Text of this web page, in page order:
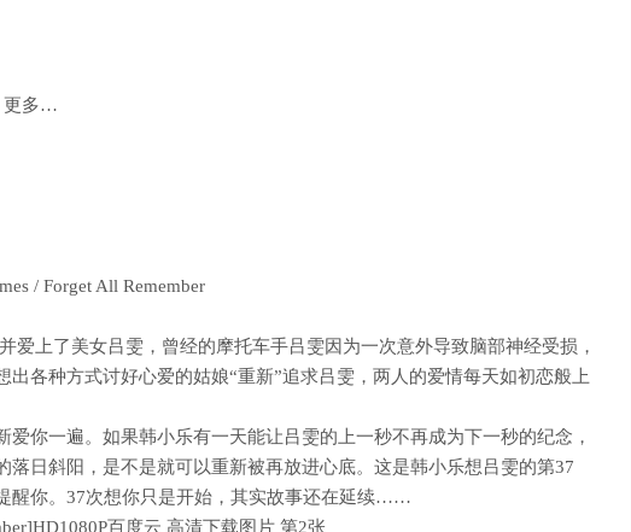
更多…
/ Forget All Remember
爱上了美女吕雯，曾经的摩托车手吕雯因为一次意外导致脑部神经受损，
各种方式讨好心爱的姑娘“重新”追求吕雯，两人的爱情每天如初恋般上
你一遍。如果韩小乐有一天能让吕雯的上一秒不再成为下一秒的纪念，
落日斜阳，是不是就可以重新被再放进心底。这是韩小乐想吕雯的第37
醒你。37次想你只是开始，其实故事还在延续……